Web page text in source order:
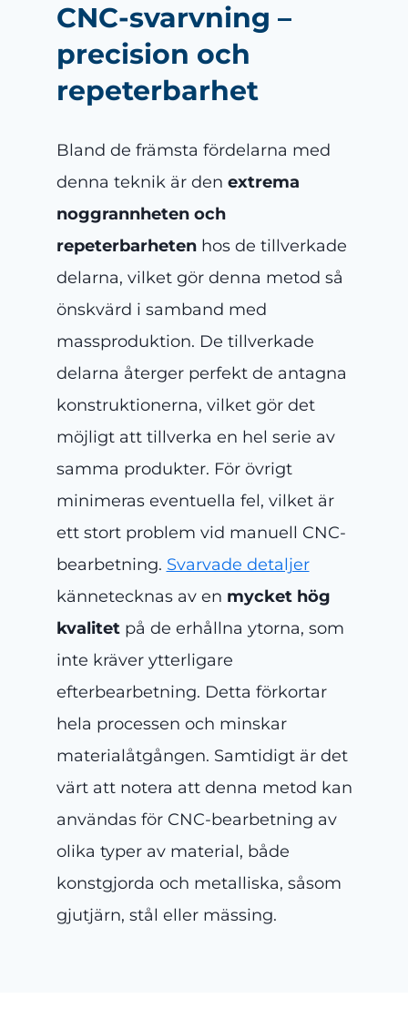
CNC-svarvning –
precision och
repeterbarhet
Bland de främsta fördelarna med
denna teknik är den extrema
noggrannheten och
repeterbarhetenhos de tillverkade
delarna, vilket gör denna metod så
önskvärd i samband med
massproduktion. De tillverkade
delarna återger perfekt de antagna
konstruktionerna, vilket gör det
möjligt att tillverka en hel serie av
samma produkter. För övrigt
minimeras eventuella fel, vilket är
ett stort problem vid manuell CNC-
bearbetning. Svarvade detaljer
kännetecknas av en mycket hög
kvalitetpå de erhållna ytorna, som
inte kräver ytterligare
efterbearbetning. Detta förkortar
hela processen och minskar
materialåtgången. Samtidigt är det
värt att notera att denna metod kan
användas för CNC-bearbetning av
olika typer av material, både
konstgjorda och metalliska, såsom
gjutjärn, stål eller mässing.